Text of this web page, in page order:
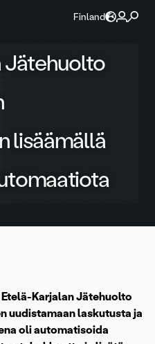
Finland
Jätehuolto
lisäämällä
Karjalan Jätehuolto
uudistamaan laskutusta ja
oli automatisoida